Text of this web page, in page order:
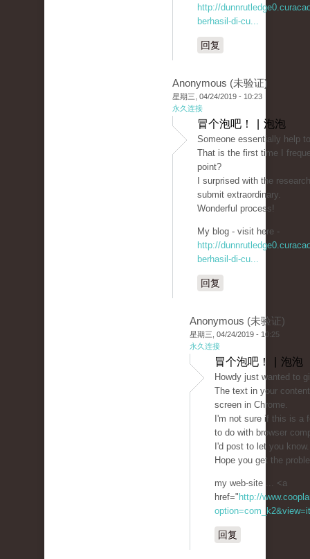
http://
berhasil-di-cu...
回复
Anonymous (未验证)
星期三, 04/24/2019 - 10:23
永久连接
冒个泡吧！ | 泡泡
Someone essentially help
That is the first time I
point?
I surprised with the
submit extraordinary.
Wonderful process!
My blog - visit here -
http://
berhasil-di-cu...
回复
Anonymous (未验证)
星期三, 04/24/2019 - 10:25
永久连接
冒个泡吧！ | 泡泡
Howdy just wanted to
The text in your
screen in Chrome.
I'm not sure if this is a
to do with browser
I'd post to let you
Hope you get the
my web-site ... <a
href=" http://
回复